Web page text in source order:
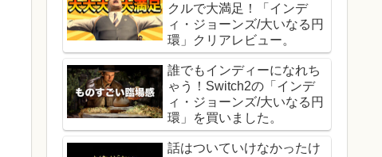
クルで大満足！「インデ
ィ・ジョーンズ/大いなる円
環」クリアレビュー。
誰でもインディーになれち
ゃう！Switch2の「インデ
ィ・ジョーンズ/大いなる円
環」を買いました。
話はついていけなかったけ